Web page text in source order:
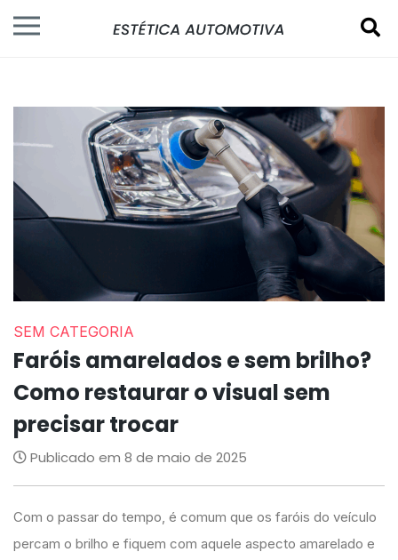
SEM CATEGORIA
Faróis amarelados e sem brilho?
Como restaurar o visual sem
precisar trocar
Publicado em 8 de maio de 2025
Com o passar do tempo, é comum que os faróis do veículo
percam o brilho e fiquem com aquele aspecto amarelado e